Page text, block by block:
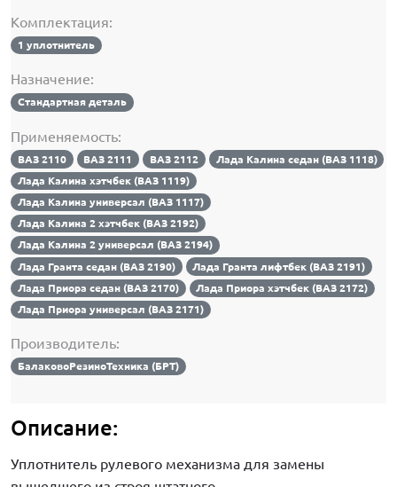
Комплектация:
1 уплотнитель
Назначение:
Стандартная деталь
Применяемость:
ВАЗ 2110 ВАЗ 2111 ВАЗ 2112
Лада Калина седан (ВАЗ 1118)
Лада Калина хэтчбек (ВАЗ 1119)
Лада Калина универсал (ВАЗ 1117)
Лада Калина 2 хэтчбек (ВАЗ 2192)
Лада Калина 2 универсал (ВАЗ 2194)
Лада Гранта седан (ВАЗ 2190)
Лада Гранта лифтбек (ВАЗ 2191)
Лада Приора седан (ВАЗ 2170)
Лада Приора хэтчбек (ВАЗ 2172)
Лада Приора универсал (ВАЗ 2171)
Производитель:
БалаковоРезиноТехника (БРТ)
Описание:
Уплотнитель рулевого механизма для замены